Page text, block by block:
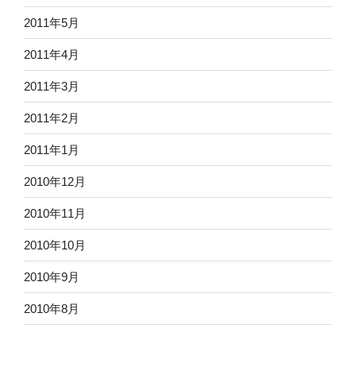
2011年5月
2011年4月
2011年3月
2011年2月
2011年1月
2010年12月
2010年11月
2010年10月
2010年9月
2010年8月